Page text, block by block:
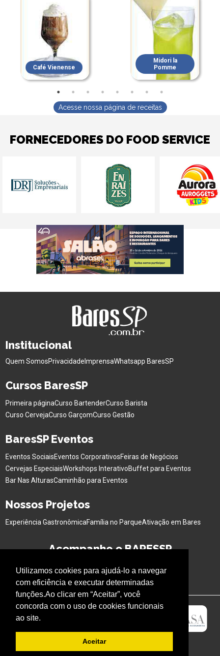
Utilizamos cookies para ajudá-lo a navegar
com eficiência e executar determinadas
funções.Ao clicar em “Aceitar”, você
concorda com o uso de cookies funcionais
ao site.
Aceitar
Café Vienense
Midori la
Pomme
Acesse nossa página de receitas
FORNECEDORES DO FOOD SERVICE
Institucional
Quem SomosPrivacidade ImprensaWhatsapp BaresSP
Cursos BaresSP
Primeira páginaCurso BartenderCurso Barista
Curso CervejaCurso GarçomCurso Gestão
BaresSP Eventos
Eventos SociaisEventos CorporativosFeiras de Negócios
Cervejas EspeciaisWorkshops InterativoBuffet para Eventos
Bar Nas AlturasCaminhão para Eventos
Nossos Projetos
Experiência GastronômicaFamília no ParqueAtivação em Bares
Acompanhe o BARESSP